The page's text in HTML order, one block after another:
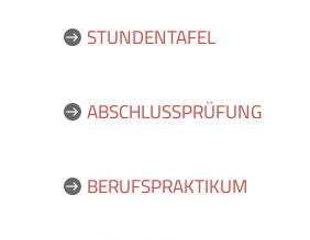
STUNDENTAFEL
ABSCHLUSSPRÜFUNG
BERUFSPRAKTIKUM